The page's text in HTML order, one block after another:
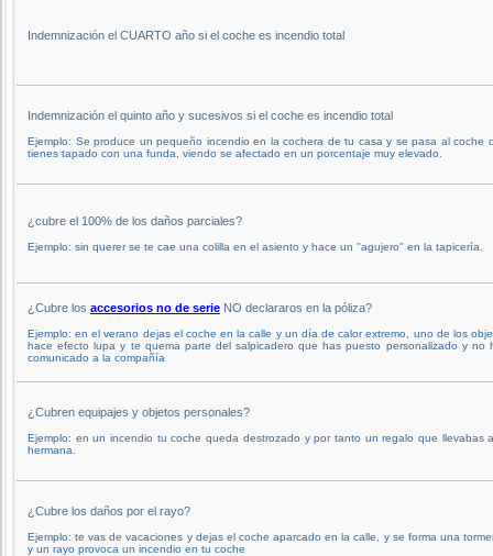
Indemnización el CUARTO año si el coche es incendio total
Indemnización el quinto año y sucesivos si el coche es incendio total
Ejemplo: Se produce un pequeño incendio en la cochera de tu casa y se pasa al coche
tienes tapado con una funda, viendo se afectado en un porcentaje muy elevado.
¿cubre el 100% de los daños parciales?
Ejemplo: sin querer se te cae una colilla en el asiento y hace un ''agujero'' en la tapicería.
¿Cubre los accesorios no de serie NO declararos en la póliza?
Ejemplo: en el verano dejas el coche en la calle y un día de calor extremo, uno de los
hace efecto lupa y te quema parte del salpicadero que has puesto personalizado y no
comunicado a la compañía
¿Cubren equipajes y objetos personales?
Ejemplo: en un incendio tu coche queda destrozado y por tanto un regalo que llevabas
hermana.
¿Cubre los daños por el rayo?
Ejemplo: te vas de vacaciones y dejas el coche aparcado en la calle, y se forma una
y un rayo provoca un incendio en tu coche